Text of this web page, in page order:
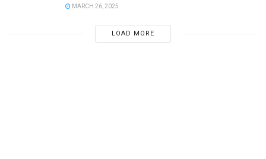
MARCH 26, 2025
LOAD MORE